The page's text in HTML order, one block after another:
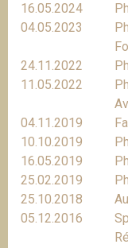
16.05.2024
04.05.2023
24.11.2022
11.05.2022
04.11.2019
10.10.2019
16.05.2019
25.02.2019
25.10.2018
05.12.2016